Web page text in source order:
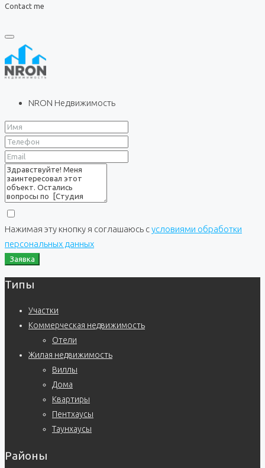
Contact me
NRON Недвижимость
Нажимая эту кнопку я соглашаюсь сусловиями обработки
персональных данных
Заявка
Типы
Участки
Коммерческая недвижимость
Отели
Жилая недвижимость
Виллы
Дома
Квартиры
Пентхаусы
Таунхаусы
Районы